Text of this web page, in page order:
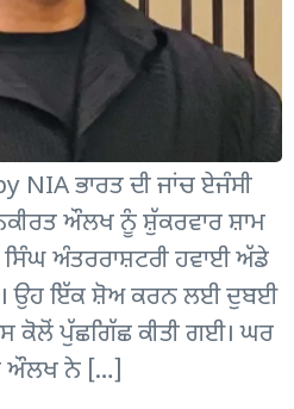
ਭਾਰਤ ਦੀ ਜਾਂਚ ਏਜੰਸੀ
ਔਲਖ ਨੂੰ ਸ਼ੁੱਕਰਵਾਰ ਸ਼ਾਮ
ਅੰਤਰਰਾਸ਼ਟਰੀ ਹਵਾਈ ਅੱਡੇ
ਉਹ ਇੱਕ ਸ਼ੋਅ ਕਰਨ ਲਈ ਦੁਬਈ
ਕੋਲੋਂ ਪੁੱਛਗਿੱਛ ਕੀਤੀ ਗਈ। ਘਰ
ਔਲਖ ਨੇ […]